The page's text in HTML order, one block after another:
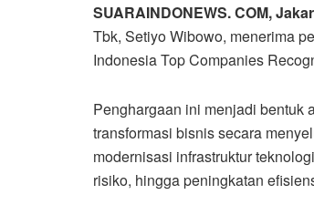
SUARAINDONEWS. COM,
Tbk, Setiyo Wibowo, menerima
Indonesia Top Companies
Penghargaan ini menjadi bentuk
transformasi bisnis secara
modernisasi infrastruktur
risiko, hingga peningkatan